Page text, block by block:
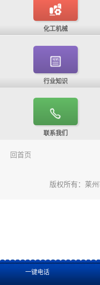
化工机械
行业知识
联系我们
一键电话
回首页
版权所有： 莱